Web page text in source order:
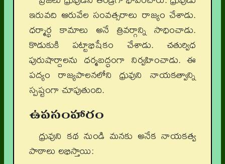
ఇరువది ఆరువేల సంవత్సరాలు రాజ్యం చేశాడు.
ధర్మార్థ కామాలు అనే త్రివర్గాన్ని సాధించాడు.
కొడుకుకి పట్టాభిషేకం చేశాడు. చతుర్విధ
పురుషార్దాలను ధర్మబద్ధంగా నిర్వహించాడు. ఈ
పద్యం రాజ్యపాలనలోని ధ్రువుని నాయకత్వాన్ని
స్పష్టంగా చూపుతుంది.
ఉపసంహారం
ధ్రువుని కథ నుండి మనకు అనేక నాయకత్వ
పాఠాలు లభిస్తాయి: